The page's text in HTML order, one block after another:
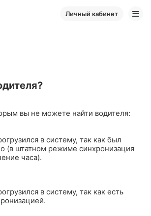
Личный кабинет
вы не можете найти водителя:
в систему, так как был
(в штатном режиме синхронизация
часа).
в систему, так как есть